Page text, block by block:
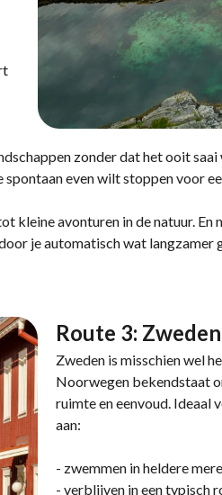
zonder dat het ooit
even wilt stoppen voor
avonturen in de natuur. En
je automatisch wat langzamer
Route 3:
Zweden is misschien wel
Noorwegen bekendstaat
ruimte en eenvoud. Ideaal
aan:
- zwemmen in heldere
- verblijven in een typisch